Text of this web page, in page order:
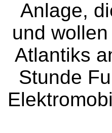
Anlage,
und
Atlantiks
Stunde